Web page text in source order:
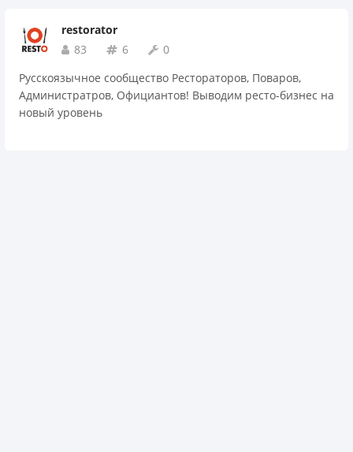
restorator
83
6
0
Русскоязычное сообщество Рестораторов, Поваров,
Администратров, Официантов! Выводим ресто-бизнес на
новый уровень